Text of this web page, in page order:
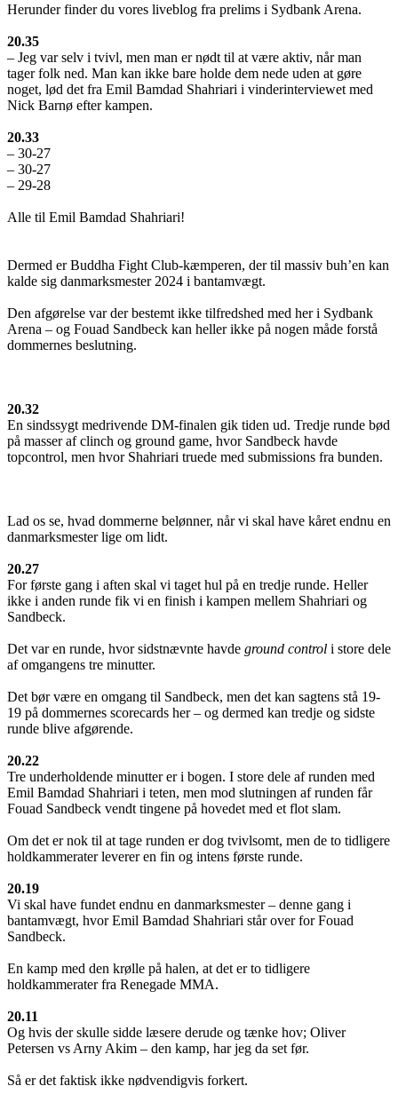
Herunder finder du vores liveblog fra prelims i Sydbank Arena.
20.35
– Jeg var selv i tvivl, men man er nødt til at være aktiv, når man
tager folk ned. Man kan ikke bare holde dem nede uden at gøre
noget, lød det fra Emil Bamdad Shahriari i vinderinterviewet med
Nick Barnø efter kampen.
20.33
– 30-27
– 30-27
– 29-28
Alle til Emil Bamdad Shahriari!
Dermed er Buddha Fight Club-kæmperen, der til massiv buh’en kan
kalde sig danmarksmester 2024 i bantamvægt.
Den afgørelse var der bestemt ikke tilfredshed med her i Sydbank
Arena – og Fouad Sandbeck kan heller ikke på nogen måde forstå
dommernes beslutning.
20.32
En sindssygt medrivende DM-finalen gik tiden ud. Tredje runde bød
på masser af clinch og ground game, hvor Sandbeck havde
topcontrol, men hvor Shahriari truede med submissions fra bunden.
Lad os se, hvad dommerne belønner, når vi skal have kåret endnu en
danmarksmester lige om lidt.
20.27
For første gang i aften skal vi taget hul på en tredje runde. Heller
ikke i anden runde fik vi en finish i kampen mellem Shahriari og
Sandbeck.
Det var en runde, hvor sidstnævnte havde ground control i store dele
af omgangens tre minutter.
Det bør være en omgang til Sandbeck, men det kan sagtens stå 19-
19 på dommernes scorecards her – og dermed kan tredje og sidste
runde blive afgørende.
20.22
Tre underholdende minutter er i bogen. I store dele af runden med
Emil Bamdad Shahriari i teten, men mod slutningen af runden får
Fouad Sandbeck vendt tingene på hovedet med et flot slam.
Om det er nok til at tage runden er dog tvivlsomt, men de to tidligere
holdkammerater leverer en fin og intens første runde.
20.19
Vi skal have fundet endnu en danmarksmester – denne gang i
bantamvægt, hvor Emil Bamdad Shahriari står over for Fouad
Sandbeck.
En kamp med den krølle på halen, at det er to tidligere
holdkammerater fra Renegade MMA.
20.11
Og hvis der skulle sidde læsere derude og tænke hov; Oliver
Petersen vs Arny Akim – den kamp, har jeg da set før.
Så er det faktisk ikke nødvendigvis forkert.